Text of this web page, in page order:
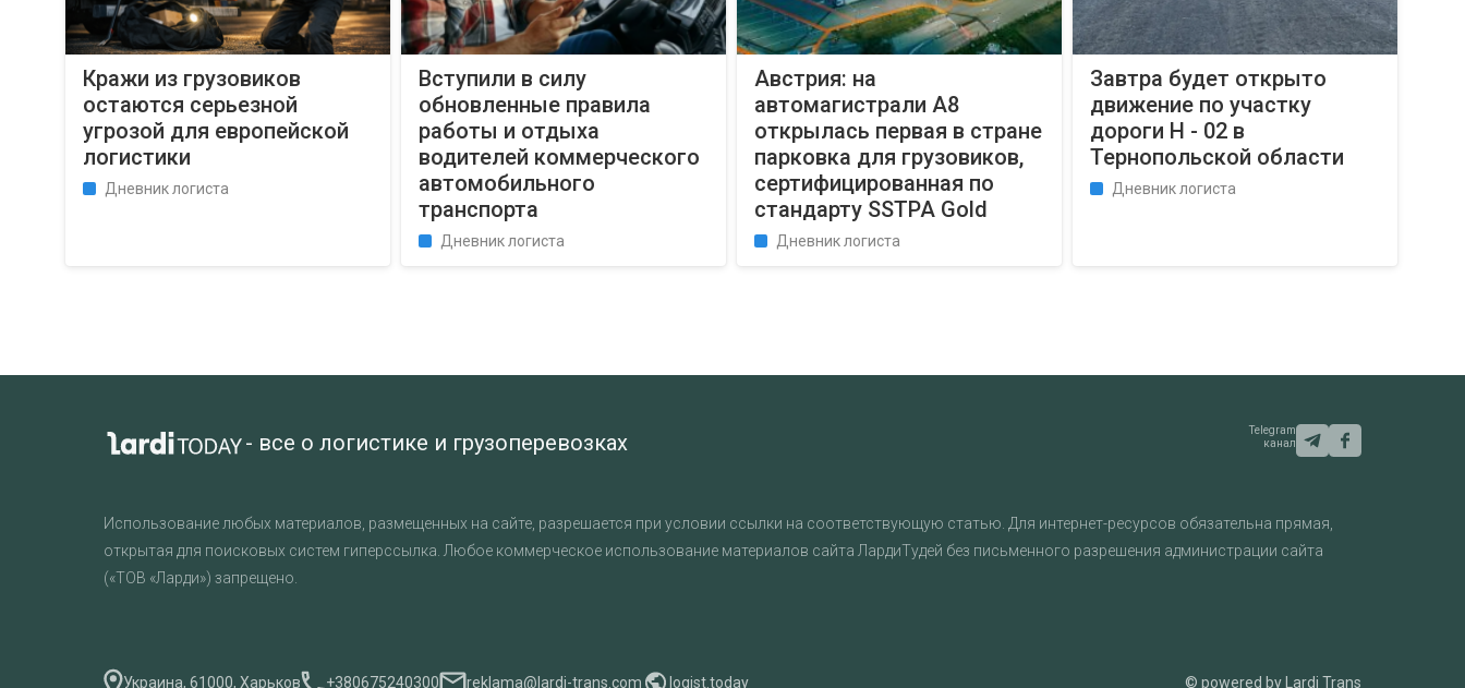
Кражи из грузовиков
остаются серьезной
угрозой для европейской
логистики
Дневник логиста
Вступили в силу
обновленные правила
работы и отдыха
водителей коммерческого
автомобильного
транспорта
Дневник логиста
Австрия: на
автомагистрали A8
открылась первая в стране
парковка для грузовиков,
сертифицированная по
стандарту SSTPA Gold
Дневник логиста
Завтра будет открыто
движение по участку
дороги Н - 02 в
Тернопольской области
Дневник логиста
- все о логистике и грузоперевозках
Telegram
канал
Использование любых материалов, размещенных на сайте, разрешается при условии ссылки на соответствующую статью. Для интернет-ресурсов обязательна прямая,
открытая для поисковых систем гиперссылка. Любое коммерческое использование материалов сайта ЛардиТудей без письменного разрешения администрации сайта
(«ТОВ «Ларди») запрещено.
Украина, 61000, Харьков +380675240300 reklama@lardi-trans.com logist.today © powered by Lardi Trans